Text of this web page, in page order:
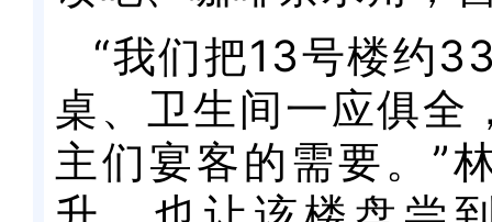
“我们把13号楼约
桌、卫生间一应俱全
主们宴客的需要。”